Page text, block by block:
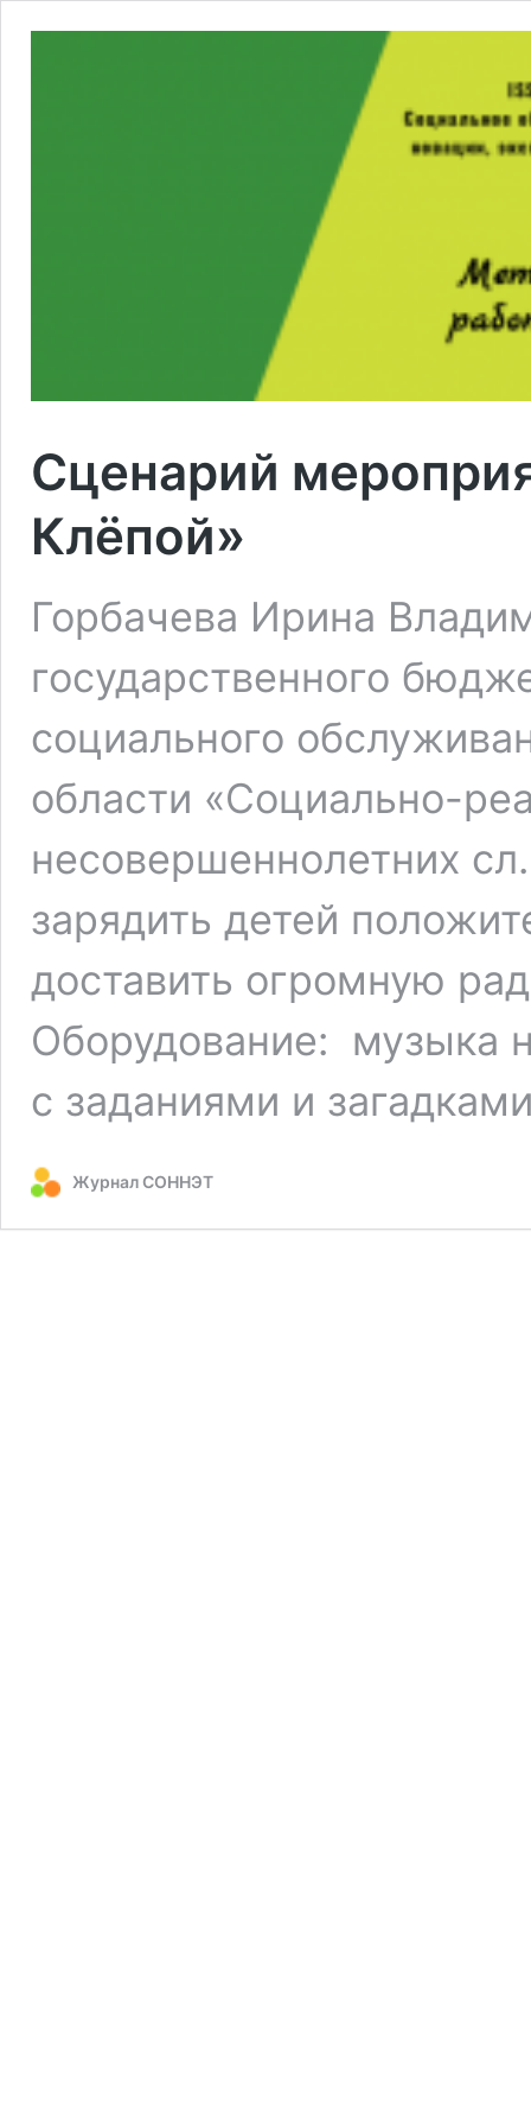
Сценарий
Клёпой»
Горбачева Ирина
государственного
социального
области «Социально-
несовершеннолетних
зарядить детей
доставить огромную
Оборудование: музыка
с заданиями и
Журнал СОННЭТ